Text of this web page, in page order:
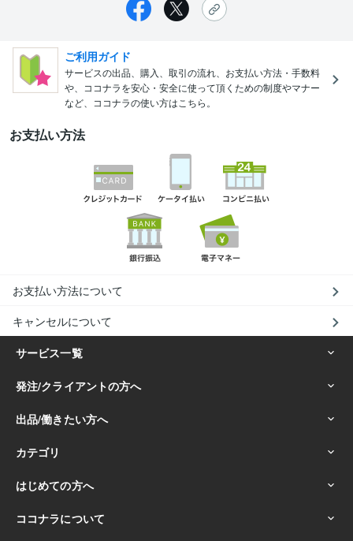
ご利用ガイド
サービスの出品、購入、取引の流れ、お支払い方法・手数料
や、ココナラを安心・安全に使って頂くための制度やマナー
など、ココナラの使い方はこちら。
お支払い方法
お支払い方法について
キャンセルについて